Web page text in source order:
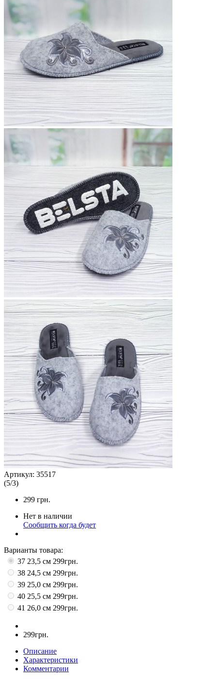
Артикул: 35517
(5/3)
299 грн.
Нет в наличии
Сообщить когда будет
Варианты товара:
37 23,5 см 299грн.
38 24,5 см 299грн.
39 25,0 см 299грн.
40 25,5 см 299грн.
41 26,0 см 299грн.
299грн.
Описание
Характеристики
Комментарии